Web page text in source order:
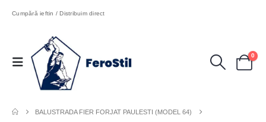
Cumpără ieftin / Distribuim direct
0
BALUSTRADA FIER FORJAT PAULESTI (MODEL 64)